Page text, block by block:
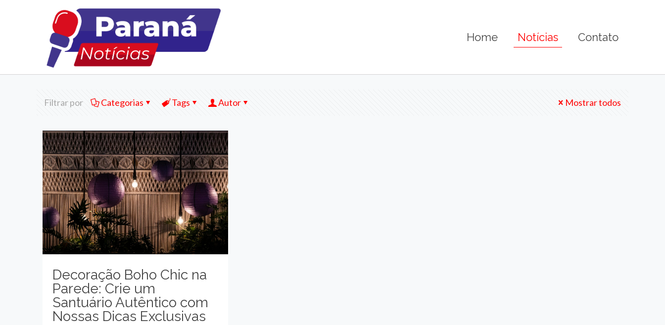
Home Notícias Contato
Filtrar por Categorias Tags Autor Mostrar todos
Decoração Boho Chic na
Parede: Crie um
Santuário Autêntico com
Nossas Dicas Exclusivas